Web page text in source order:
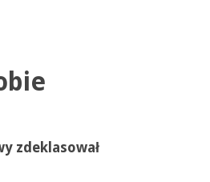
zdeklasował